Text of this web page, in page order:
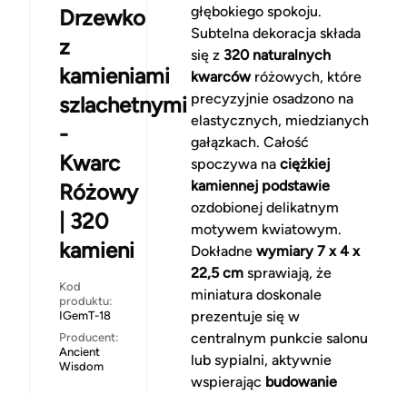
Drzewko
z
kamieniami
szlachetnymi
-
Kwarc
Różowy
| 320
kamieni
Kod
produktu:
IGemT-18
Producent:
Ancient
Wisdom
głębokiego spokoju.
Subtelna dekoracja składa
się z 320 naturalnych
kwarcówróżowych, które
precyzyjnie osadzono na
elastycznych, miedzianych
gałązkach. Całość
spoczywa na ciężkiej
kamiennej podstawie
ozdobionej delikatnym
motywem kwiatowym.
Dokładne wymiary 7 x 4 x
22,5 cmsprawiają, że
miniatura doskonale
prezentuje się w
centralnym punkcie salonu
lub sypialni, aktywnie
wspierając budowanie